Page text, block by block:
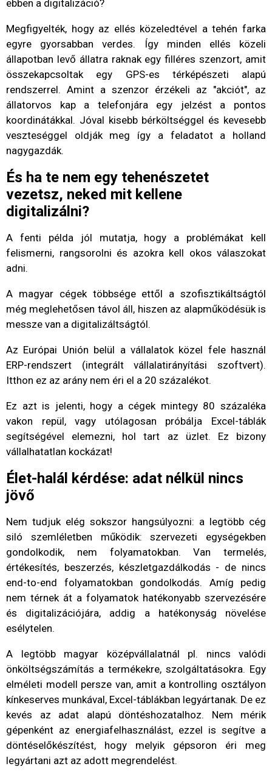
ebben a digitalizáció?
Megfigyelték, hogy az ellés közeledtével a tehén farka
egyre gyorsabban verdes. Így minden ellés közeli
állapotban levő állatra raknak egy filléres szenzort, amit
összekapcsoltak egy GPS-es térképészeti alapú
rendszerrel. Amint a szenzor érzékeli az "akciót", az
állatorvos kap a telefonjára egy jelzést a pontos
koordinátákkal. Jóval kisebb bérköltséggel és kevesebb
veszteséggel oldják meg így a feladatot a holland
nagygazdák.
És ha te nem egy tehenészetet
vezetsz, neked mit kellene
digitalizálni?
A fenti példa jól mutatja, hogy a problémákat kell
felismerni, rangsorolni és azokra kell okos válaszokat
adni.
A magyar cégek többsége ettől a szofisztikáltságtól
még meglehetősen távol áll, hiszen az alapműködésük is
messze van a digitalizáltságtól.
Az Európai Unión belül a vállalatok közel fele használ
ERP-rendszert (integrált vállalatirányítási szoftvert).
Itthon ez az arány nem éri el a 20 százalékot.
Ez azt is jelenti, hogy a cégek mintegy 80 százaléka
vakon repül, vagy utólagosan próbálja Excel-táblák
segítségével elemezni, hol tart az üzlet. Ez bizony
vállalhatatlan kockázat!
Élet-halál kérdése: adat nélkül nincs
jövő
Nem tudjuk elég sokszor hangsúlyozni: a legtöbb cég
siló szemléletben működik: szervezeti egységekben
gondolkodik, nem folyamatokban. Van termelés,
értékesítés, beszerzés, készletgazdálkodás - de nincs
end-to-end folyamatokban gondolkodás. Amíg pedig
nem térnek át a folyamatok hatékonyabb szervezésére
és digitalizációjára, addig a hatékonyság növelése
esélytelen.
A legtöbb magyar középvállalatnál pl. nincs valódi
önköltségszámítás a termékekre, szolgáltatásokra. Egy
elméleti modell persze van, amit a kontrolling osztályon
kínkeserves munkával, Excel-táblákban legyártanak. De ez
kevés az adat alapú döntéshozatalhoz. Nem mérik
gépenként az energiafelhasználást, ezzel is segítve a
döntéselőkészítést, hogy melyik gépsoron éri meg
legyártani azt az adott megrendelést.